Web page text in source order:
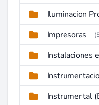
Iluminacion
Impresoras
Instalaciones